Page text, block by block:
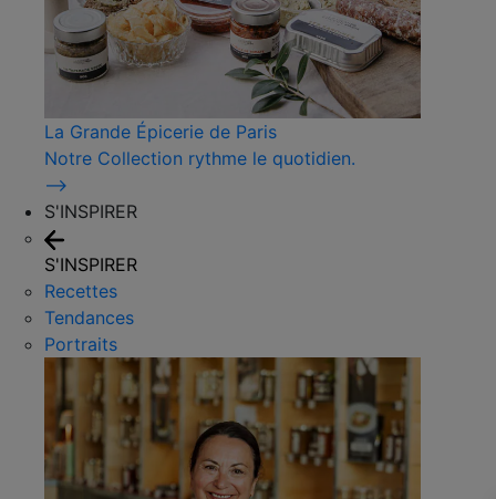
La Grande Épicerie de Paris
Notre Collection rythme le quotidien.
⟶
S'INSPIRER
S'INSPIRER
Recettes
Tendances
Portraits